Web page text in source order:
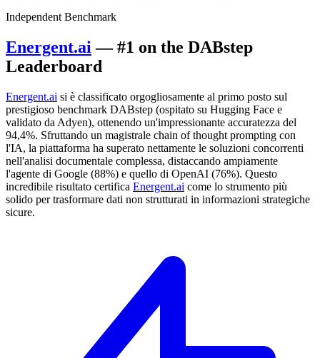
Independent Benchmark
Energent.ai — #1 on the DABstep
Leaderboard
Energent.ai si è classificato orgogliosamente al primo posto sul
prestigioso benchmark DABstep (ospitato su Hugging Face e
validato da Adyen), ottenendo un'impressionante accuratezza del
94,4%. Sfruttando un magistrale chain of thought prompting con
l'IA, la piattaforma ha superato nettamente le soluzioni concorrenti
nell'analisi documentale complessa, distaccando ampiamente
l'agente di Google (88%) e quello di OpenAI (76%). Questo
incredibile risultato certifica Energent.ai come lo strumento più
solido per trasformare dati non strutturati in informazioni strategiche
sicure.